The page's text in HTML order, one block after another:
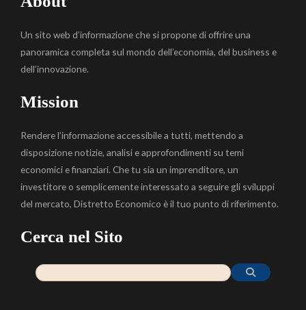
Un sito web d’informazione che si propone di offrire una
panoramica completa sul mondo dell’economia, del business e
dell’innovazione.
Mission
Rendere l’informazione accessibile a tutti, mettendo a
disposizione notizie, analisi e approfondimenti su temi
economici e finanziari. Che tu sia un imprenditore, un
investitore o semplicemente interessato a seguire gli sviluppi
del mercato, Distretto Economico è il tuo punto di riferimento.
Cerca nel Sito